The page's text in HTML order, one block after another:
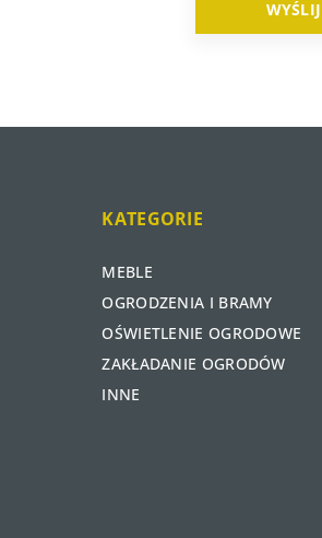
KATEGORIE
MEBLE
OGRODZENIA I BRAMY
OŚWIETLENIE OGRODOWE
ZAKŁADANIE OGRODÓW
INNE